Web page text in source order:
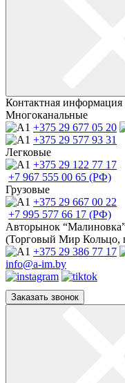
Контактная информация
Многоканальные
+375 29 677 05 20
+375 29 577 93 31
Легковые
+375 29 122 77 17
+7 967 555 00 65 (РФ)
Грузовые
+375 29 667 00 22
+7 995 577 66 17 (РФ)
Авторынок
(Торговый Мир Кольцо,
+375 29 386 77 17
info@a-im.by
Заказать звонок